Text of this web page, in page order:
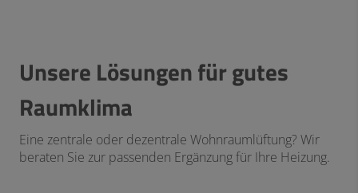
Unsere Lösungen für gutes
Raumklima
Eine zentrale oder dezentrale Wohnraumlüftung? Wir
beraten Sie zur passenden Ergänzung für Ihre Heizung.